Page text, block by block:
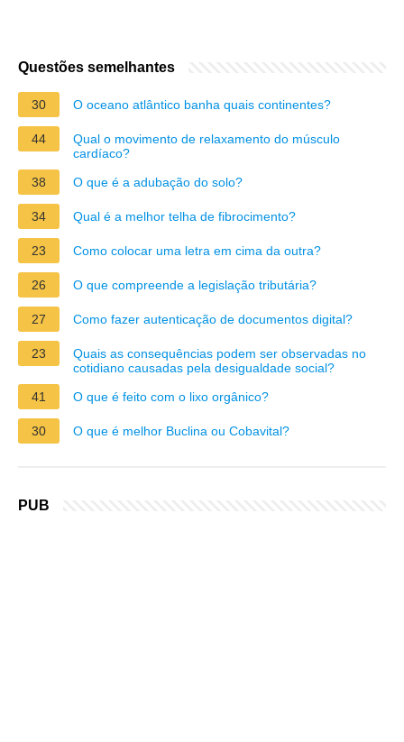
Questões semelhantes
30 O oceano atlântico banha quais continentes?
44
Qual o movimento de relaxamento do músculo
cardíaco?
38
O que é a adubação do solo?
34 Qual é a melhor telha de fibrocimento?
23 Como colocar uma letra em cima da outra?
26 O que compreende a legislação tributária?
27 Como fazer autenticação de documentos digital?
23
Quais as consequências podem ser observadas no
cotidiano causadas pela desigualdade social?
41
O que é feito com o lixo orgânico?
30 O que é melhor Buclina ou Cobavital?
PUB